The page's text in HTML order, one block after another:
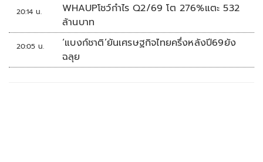
20:14 น.
WHAUPโชว์กำไร Q2/69 โต 276%แตะ 532
ล้านบาท
20:05 น.
‘แบงก์ชาติ’ยันเศรษฐกิจไทยครึ่งหลังปี69ยัง
ฉลุย